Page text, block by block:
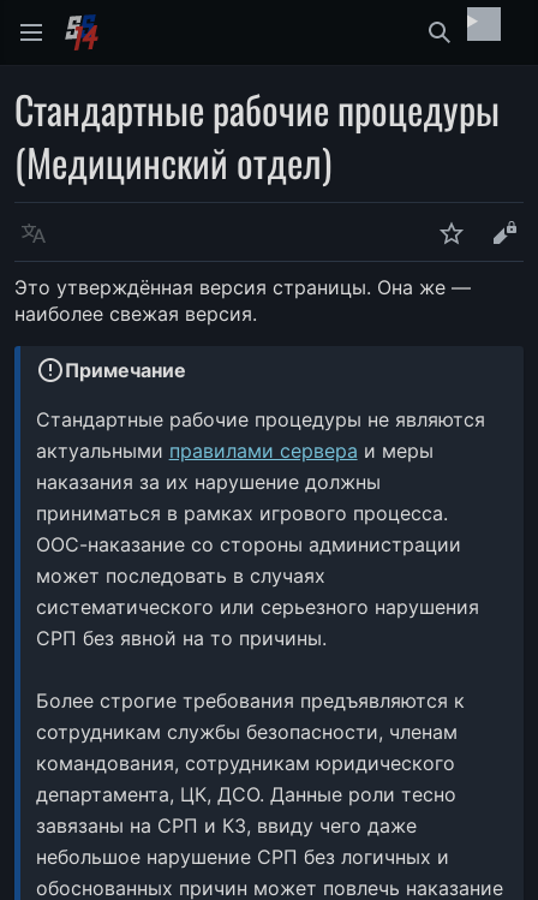
Найти
Стандартные рабочие процедуры
(Медицинский отдел)
Язык Следить
Это утверждённая версия страницы. Она же —
наиболее свежая версия.
errorПримечание
Стандартные рабочие процедуры не являются
актуальными правилами сервера и меры
наказания за их нарушение должны
приниматься в рамках игрового процесса.
ООС-наказание со стороны администрации
может последовать в случаях
систематического или серьезного нарушения
СРП без явной на то причины.
Более строгие требования предъявляются к
сотрудникам службы безопасности, членам
командования, сотрудникам юридического
департамента, ЦК, ДСО. Данные роли тесно
завязаны на СРП и КЗ, ввиду чего даже
небольшое нарушение СРП без логичных и
обоснованных причин может повлечь наказание